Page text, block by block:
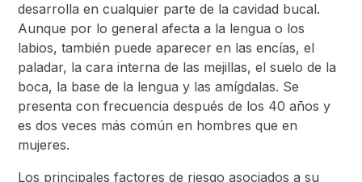
desarrolla en cualquier parte de la cavidad bucal.
Aunque por lo general afecta a la lengua o los
labios, también puede aparecer en las encías, el
paladar, la cara interna de las mejillas, el suelo de la
boca, la base de la lengua y las amígdalas. Se
presenta con frecuencia después de los 40 años y
es dos veces más común en hombres que en
mujeres.
Los principales factores de riesgo asociados a su